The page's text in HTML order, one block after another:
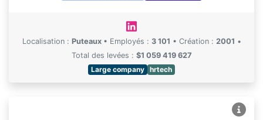
Localisation : Puteaux • Employés : 3 101 • Création : 2001 •
Total des levées : $1 059 419 627
Large company
hrtech